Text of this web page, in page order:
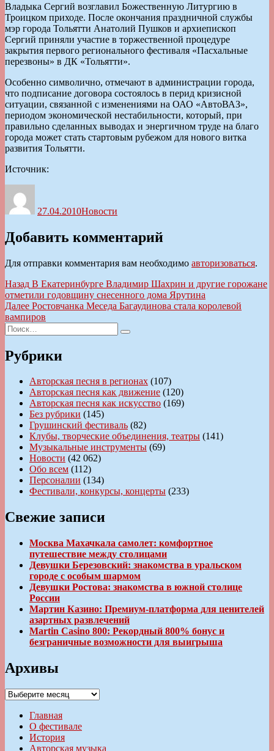
Владыка Сергий возглавил Божественную Литургию в
Троицком приходе. После окончания праздничной службы
мэр города Тольятти Анатолий Пушков и архиепископ
Сергий приняли участие в торжественной процедуре
закрытия первого регионального фестиваля «Пасхальные
перезвоны» в ДК «Тольятти».
Особенно символично, отмечают в администрации города,
что подписание договора состоялось в перид кризисной
ситуации, связанной с изменениями на ОАО «АвтоВАЗ»,
периодом экономической нестабильности, который, при
правильно сделанных выводах и энергичном труде на благо
города может стать стартовым рубежом для нового витка
развития Тольятти.
Источник:
27.04.2010Новости
Добавить комментарий
Для отправки комментария вам необходимо авторизоваться.
Навигация
по
записям
Назад Предыдущая
запись:
В Екатеринбурге Владимир Шахрин и другие горожане
отметили годовщину снесенного дома Ярутина
Далее Следующая
запись:
Ростовчанка Меседа Багаудинова стала королевой
вампиров
Искать:
Поиск
Рубрики
Авторская песня в регионах (107)
Авторская песня как движение (120)
Авторская песня как искусство (169)
Без рубрики (145)
Грушинский фестиваль (82)
Клубы, творческие объединения, театры (141)
Музыкальные инструменты (69)
Новости (42 062)
Обо всем (112)
Персоналии (134)
Фестивали, конкурсы, концерты (233)
Свежие записи
Москва Махачкала самолет: комфортное
путешествие между столицами
Девушки Березовский: знакомства в уральском
городе с особым шармом
Девушки Ростова: знакомства в южной столице
России
Мартин Казино: Премиум-платформа для ценителей
азартных развлечений
Martin Casino 800: Рекордный 800% бонус и
безграничные возможности для выигрыша
Архивы
Архивы
Главная
О фестивале
История
Авторская музыка